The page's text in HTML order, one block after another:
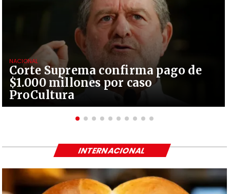
Corte Suprema confirma pago de
$1.000 millones por caso
ProCultura
NACIONAL
INTERNACIONAL